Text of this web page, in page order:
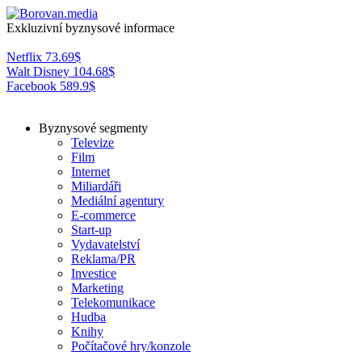
Exkluzivní byznysové informace
Netflix 73.69$
Walt Disney 104.68$
Facebook 589.9$
Byznysové segmenty
Televize
Film
Internet
Miliardáři
Mediální agentury
E-commerce
Start-up
Vydavatelství
Reklama/PR
Investice
Marketing
Telekomunikace
Hudba
Knihy
Počítačové hry/konzole